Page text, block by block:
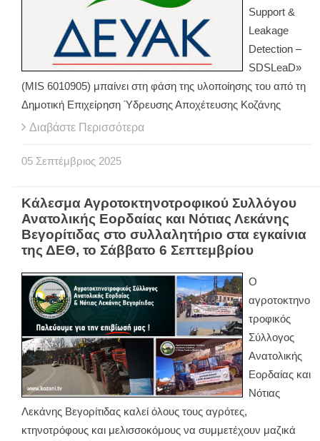
Support &
Leakage
Detection –
SDSLeaD»
(MIS 6010905) μπαίνει στη φάση της υλοποίησης του από τη
Δημοτική Επιχείρηση Ύδρευσης Αποχέτευσης Κοζάνης
Διαβάστε Περισσότερα
05 Σεπτέμβριος 2025
Κάλεσμα Αγροτοκτηνοτροφικού Συλλόγου
Ανατολικής Εορδαίας και Νότιας Λεκάνης
Βεγορίτιδας στο συλλαλητήριο στα εγκαίνια
της ΔΕΘ, το Σάββατο 6 Σεπτεμβρίου
Ο
αγροτοκτηνο
τροφικός
Σύλλογος
Ανατολικής
Εορδαίας και
Νότιας
Λεκάνης Βεγορίτιδας καλεί όλους τους αγρότες,
κτηνοτρόφους και μελισσοκόμους να συμμετέχουν μαζικά